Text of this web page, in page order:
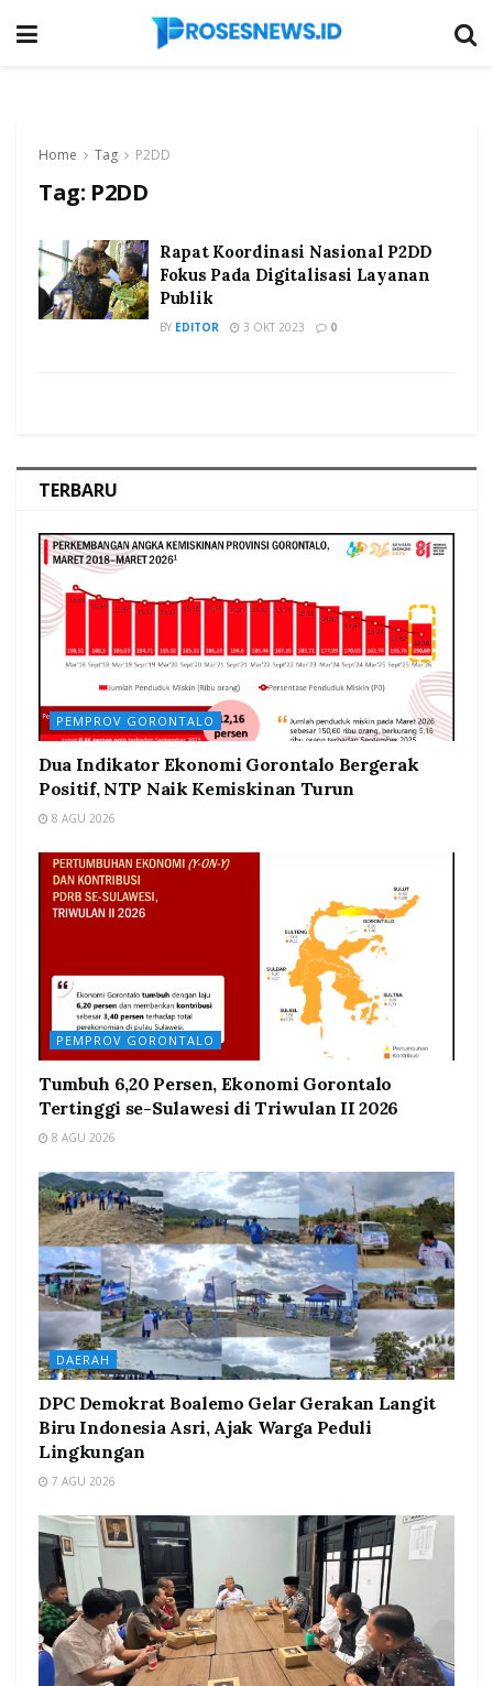
Home Tag P2DD
Tag: P2DD
Rapat Koordinasi Nasional P2DD
Fokus Pada Digitalisasi Layanan
Publik
BY EDITOR 3 OKT 2023 0
TERBARU
PEMPROV GORONTALO
Dua Indikator Ekonomi Gorontalo Bergerak
Positif, NTP Naik Kemiskinan Turun
8 AGU 2026
PEMPROV GORONTALO
Tumbuh 6,20 Persen, Ekonomi Gorontalo
Tertinggi se-Sulawesi di Triwulan II 2026
8 AGU 2026
DAERAH
DPC Demokrat Boalemo Gelar Gerakan Langit
Biru Indonesia Asri, Ajak Warga Peduli
Lingkungan
7 AGU 2026